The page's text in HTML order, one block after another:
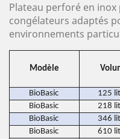
Plateau perforé en
congélateurs adaptés
environnements
Modèle
BioBasic 125
BioBasic
218
BioBasic
346
BioBasic
610